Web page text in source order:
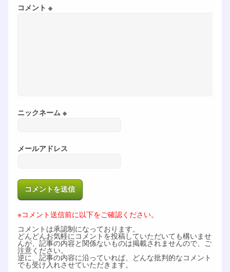
コメント ※
ニックネーム ※
メールアドレス
※コメント送信前に以下をご確認ください。
コメントは承認制になっております。
どんどんお気軽にコメントを投稿していただいても構いませ
んが、記事の内容と関係ないものは掲載されませんので、ご
注意ください。
逆に、記事の内容に沿っていれば、どんな批判的なコメント
でも受け入れさせていただきます。